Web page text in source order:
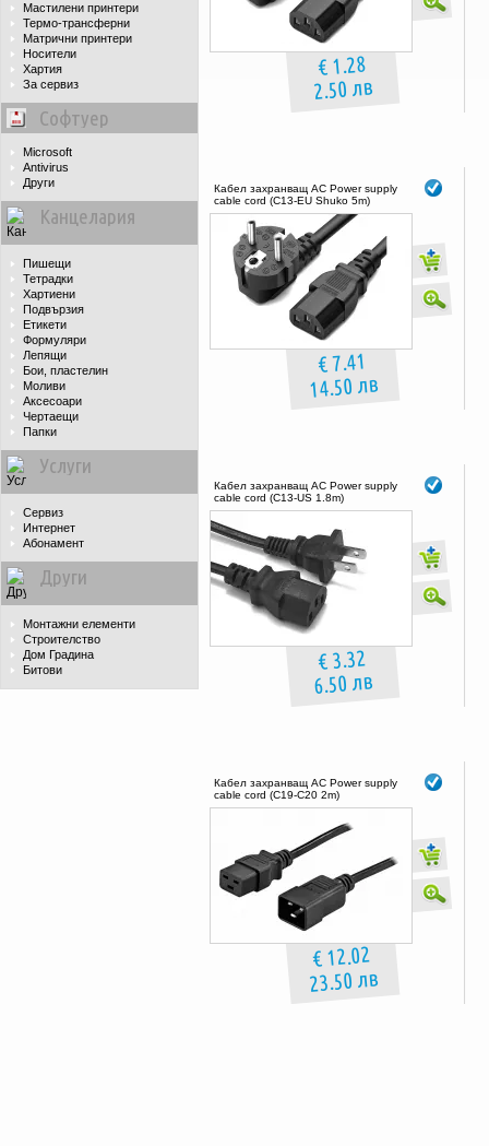
Мастилени принтери
Термо-трансферни
Матрични принтери
Носители
Хартия
За сервиз
Софтуер
Microsoft
Antivirus
Други
Канцелария
Пишещи
Тетрадки
Хартиени
Подвързия
Етикети
Формуляри
Лепящи
Бои, пластелин
Моливи
Аксесоари
Чертаещи
Папки
Услуги
Сервиз
Интернет
Абонамент
Други
Монтажни елементи
Строителство
Дом Градина
Битови
€ 1.28
2.50 лв
Кабел захранващ AC Power supply
cable cord (C13-EU Shuko 5m)
€ 7.41
14.50 лв
Кабел захранващ AC Power supply
cable cord (C13-US 1.8m)
€ 3.32
6.50 лв
Кабел захранващ AC Power supply
cable cord (C19-C20 2m)
€ 12.02
23.50 лв